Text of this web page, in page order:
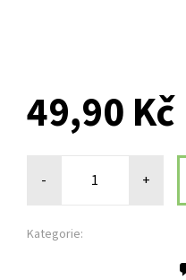
49,90 Kč
- +
Kategorie: